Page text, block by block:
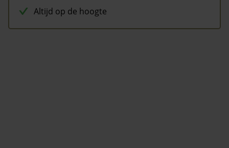
Altijd op de hoogte